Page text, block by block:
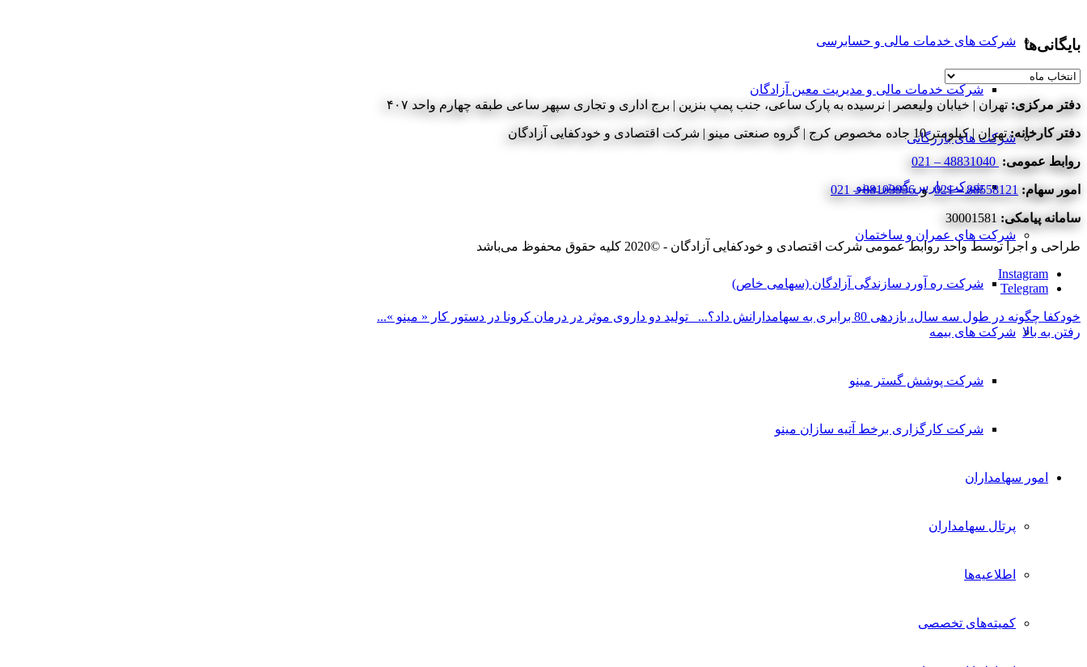
شرکت های خدمات مالی و حسابرسی
شرکت خدمات مالی و مدیریت معین آزادگان
شرکت های بازرگانی
شرکت پارس گستر مینو
شرکت های عمران و ساختمان
شرکت ره آورد سازندگی آزادگان (سهامی خاص)
شرکت های بیمه
شرکت پوشش گستر مینو
شرکت کارگزاری برخط آتیه سازان مینو
امور سهامداران
پرتال سهامداران
اطلاعیه‌ها
کمیته‌های تخصصی
بایگانی‌ها
بایگانی‌ها
دفتر مرکزی: تهران | خیابان ولیعصر | نرسیده به پارک ساعی، جنب پمپ بنزین | برج اداری و تجاری سپهر ساعی طبقه چهارم واحد ۴۰۷
دفتر کارخانه:تهران | کیلومتر 10 جاده مخصوص کرج | گروه صنعتی مینو | شرکت اقتصادی و خودکفایی آزادگان
روابط عمومی:
امور سهام: 88558121 – 021 و88103956 – 021
سامانه پیامکی:
طراحی و اجرا توسط واحد روابط عمومی شرکت اقتصادی و خودکفایی آزادگان - ©2020 کلیه حقوق محفوظ می‌باشد
Instagram
Telegram
خودکفا چگونه در طول سه سال، بازدهی 80 برابری به سهامدارانش داد؟...
تولید دو داروی موثر در درمان کرونا در دستور کار « مینو »...
رفتن به بالا